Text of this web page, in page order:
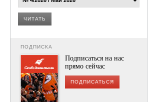
ЧИТАТЬ
ПОДПИСКА
Подписаться на нас
прямо сейчас
ПОДПИСАТЬСЯ